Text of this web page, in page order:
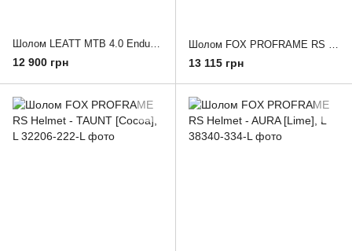
12 900 грн 13 115 грн